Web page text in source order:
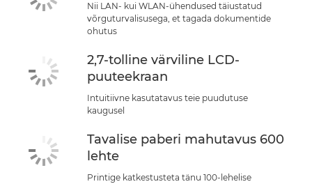
Nii LAN- kui WLAN-ühendused täiustatud
võrguturvalisusega, et tagada dokumentide
ohutus
2,7-tolline värviline LCD-
puuteekraan
Intuitiivne kasutatavus teie puudutuse
kaugusel
Tavalise paberi mahutavus 600
lehte
Printige katkestusteta tänu 100-lehelise